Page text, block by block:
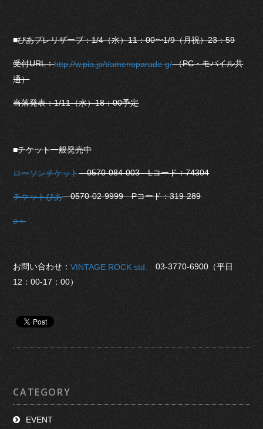
■ぴあプレリザーブ：1/4（水）11：00〜1/9（月祝）23：59
受付URL：http://w.pia.jp/t/amenoparade-g/（PC・モバイル共
通）
当落発表：1/11（水）18：00予定
■チケット一般発売中
ローソンチケット0570-084-003 Lコード：74304
チケットぴあ0570-02-9999 Pコード：319-289
e＋
お問い合わせ：VINTAGE ROCK std.
03-3770-6900（平日
12：00-17：00）
CATEGORY
EVENT